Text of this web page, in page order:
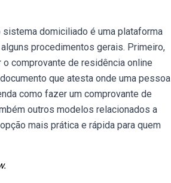
domiciliado é uma plataforma
procedimentos gerais. Primeiro,
comprovante de residência online
que atesta onde uma pessoa
como fazer um comprovante de
outros modelos relacionados a
mais prática e rápida para quem